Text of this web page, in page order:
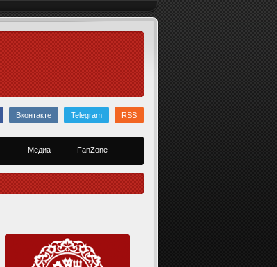
Вконтакте Telegram RSS
Медиа FanZone